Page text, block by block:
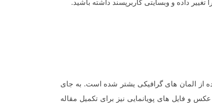
تغییر داده و وبسایتی کاربرپسند داشته باشید.
از المان های گرافیکی یشتر شده است. به جای
عکس و فایل های پویانمایی نیز برای تکمیل مقاله